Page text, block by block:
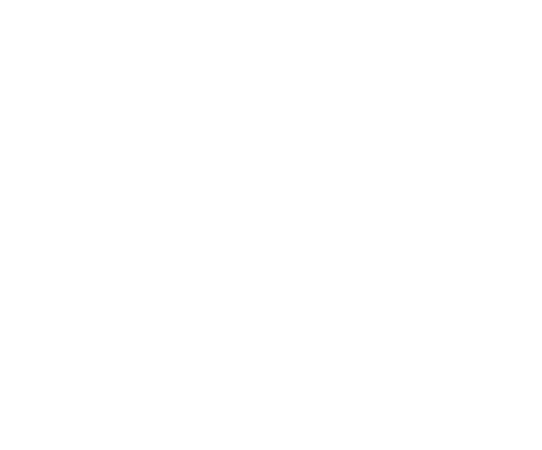
社の共同利用者
とをご了承くだ
はありません。
品に未対応品が